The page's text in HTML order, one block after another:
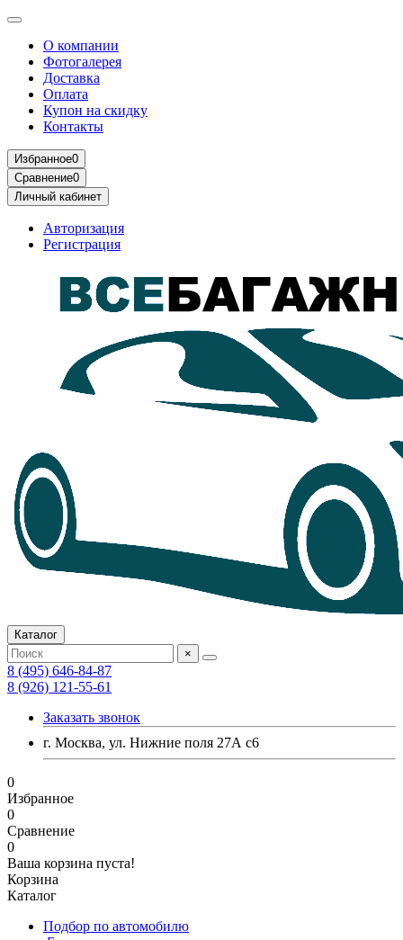
О компании
Фотогалерея
Доставка
Оплата
Купон на скидку
Контакты
Избранное0
Сравнение0
Личный кабинет
Авторизация
Регистрация
Каталог
×
8 (495) 646-84-87
8 (926) 121-55-61
Заказать звонок
г. Москва, ул. Нижние поля 27А с6
0
Избранное
0
Сравнение
0
Ваша корзина пуста!
Корзина
Каталог
Подбор по автомобилю